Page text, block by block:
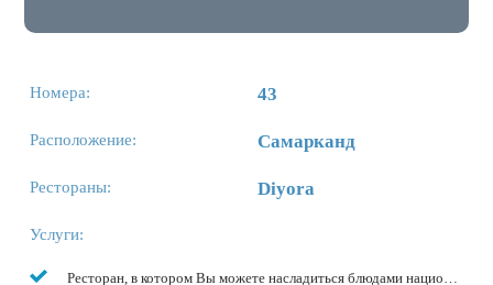
Номера: 43
Расположение: Самарканд
Рестораны: Diyora
Услуги:
Ресторан, в котором Вы можете насладиться блюдами